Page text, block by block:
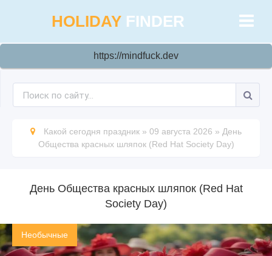
HOLIDAY FINDER
https://mindfuck.dev
Какой сегодня праздник » 09 августа 2026 » День
Общества красных шляпок (Red Hat Society Day)
День Общества красных шляпок (Red Hat
Society Day)
Необычные